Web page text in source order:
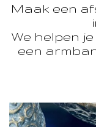
Maak een
We helpen
een